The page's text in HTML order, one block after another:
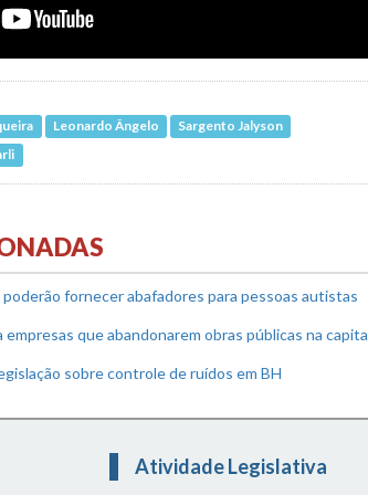
Leonardo Ângelo
Sargento Jalyson
fornecer abafadores para pessoas autistas
que abandonarem obras públicas na
sobre controle de ruídos em BH
Atividade Legislativa